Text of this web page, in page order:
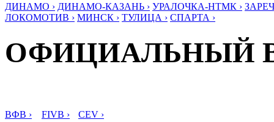
ДИНАМО › ДИНАМО-КАЗАНЬ › УРАЛОЧКА-НТМК ›
ЛОКОМОТИВ › МИНСК › ТУЛИЦА › СПАРТА ›
ОФИЦИАЛЬНЫЙ
ВФВ › FIVB › CEV ›